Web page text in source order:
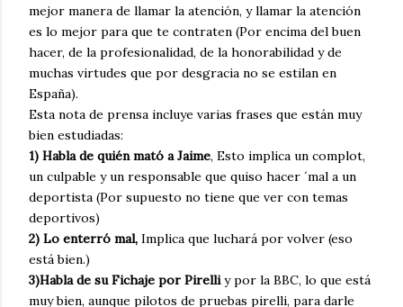
mejor manera de llamar la atención, y llamar la atención
es lo mejor para que te contraten (Por encima del buen
hacer, de la profesionalidad, de la honorabilidad y de
muchas virtudes que por desgracia no se estilan en
España).
Esta nota de prensa incluye varias frases que están muy
bien estudiadas:
1) Habla de quién mató a Jaime, Esto implica un complot,
un culpable y un responsable que quiso hacer ´mal a un
deportista (Por supuesto no tiene que ver con temas
deportivos)
2) Lo enterró mal, Implica que luchará por volver (eso
está bien.)
3)Habla de su Fichaje por Pirelliy por la BBC, lo que está
muy bien, aunque pilotos de pruebas pirelli, para darle